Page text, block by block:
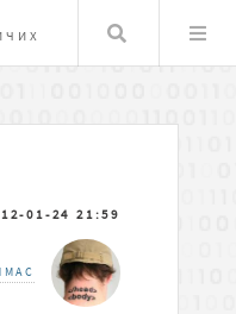
Хайлт
2012-01-24 21:59